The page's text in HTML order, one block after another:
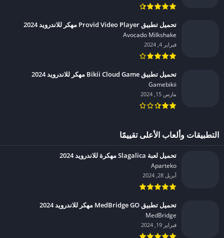
تحميل تطبيق Provid Video Player مهكر للاندرويد 2024
Avocado Milkshake‏
فبراير 4, 2024
تحميل تطبيق Bikii Cloud Game مهكر للاندرويد 2024
Gamebikii‏
مارس 15, 2024
التطبيقات وألعاب الأعلى تقييمًا
تحميل لعبة Slagalica مهكرة للاندرويد 2024
Aparteko‏
أبريل 28, 2024
تحميل تطبيق MedBridge GO مهكر للاندرويد 2024
MedBridge‏
فبراير 19, 2024